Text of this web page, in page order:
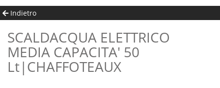
Indietro
SCALDACQUA ELETTRICO
MEDIA CAPACITA' 50
Lt|CHAFFOTEAUX